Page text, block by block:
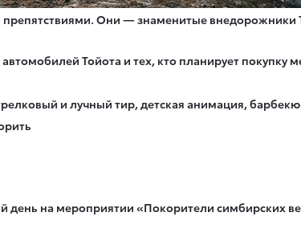
препятствиями. Они — знаменитые внедорожники
Тойота и тех, кто планирует покупку
и лучный тир, детская анимация,
день на мероприятии «Покорители симбирских